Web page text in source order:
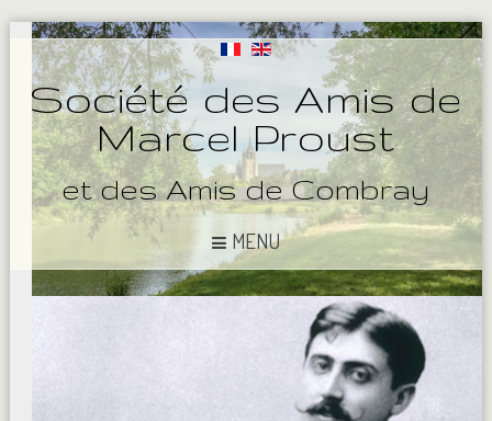
Société des Amis de
Marcel Proust
et des Amis de Combray
MENU